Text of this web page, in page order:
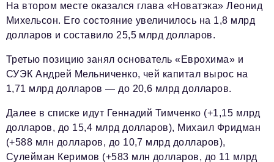
На втором месте оказался глава «Новатэка» Леонид
Михельсон. Его состояние увеличилось на 1,8 млрд
долларов и составило 25,5 млрд долларов.
Третью позицию занял основатель «Еврохима» и
СУЭК Андрей Мельниченко, чей капитал вырос на
1,71 млрд долларов — до 20,6 млрд долларов.
Далее в списке идут Геннадий Тимченко (+1,15 млрд
долларов, до 15,4 млрд долларов), Михаил Фридман
(+588 млн долларов, до 10,7 млрд долларов),
Сулейман Керимов (+583 млн долларов, до 11 млрд